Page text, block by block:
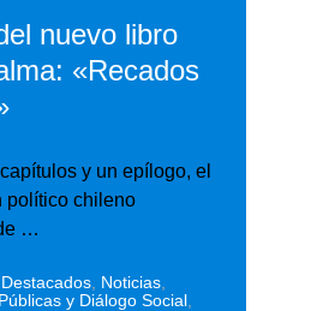
nuevo libro
«Recados
y un epílogo, el
político chileno
…
Destacados, Noticias,
y Diálogo Social